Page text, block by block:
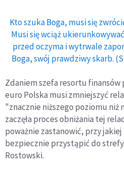
Kto szuka Boga, musi się
Musi się wciąż
przed oczyma i wytrwale
Boga, swój prawdziwy skarb.
Zdaniem szefa resortu
euro Polska musi zmniejszyć
"znacznie niższego poziomu niż
zaczęła proces obniżania tej
poważnie zastanowić, przy
bezpiecznie przystąpić do strefy
Rostowski.